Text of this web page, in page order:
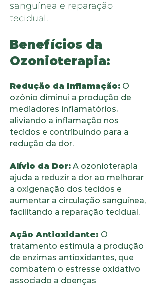
sanguínea e reparação
tecidual.
Benefícios da
Ozonioterapia:
Redução da Inflamação: O
ozônio diminui a produção de
mediadores inflamatórios,
aliviando a inflamação nos
tecidos e contribuindo para a
redução da dor.
Alívio da Dor: A ozonioterapia
ajuda a reduzir a dor ao melhorar
a oxigenação dos tecidos e
aumentar a circulação sanguínea,
facilitando a reparação tecidual.
Ação Antioxidante: O
tratamento estimula a produção
de enzimas antioxidantes, que
combatem o estresse oxidativo
associado a doenças